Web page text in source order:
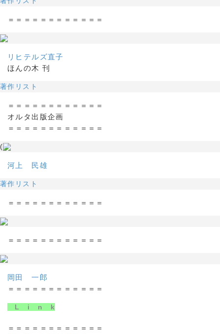
＝＝＝＝＝＝＝＝＝＝＝＝
リヒテルズ直子
ほんの木 刊
著作リスト
＝＝＝＝＝＝＝＝＝＝＝＝
オルタ出版企画
＝＝＝＝＝＝＝＝＝＝＝＝
(
河上 民雄
著作リスト
＝＝＝＝＝＝＝＝＝＝＝＝
＝＝＝＝＝＝＝＝＝＝＝＝
岡田 一郎
＝＝＝＝＝＝＝＝＝＝＝＝
L i n k
＝＝＝＝＝＝＝＝＝＝＝＝